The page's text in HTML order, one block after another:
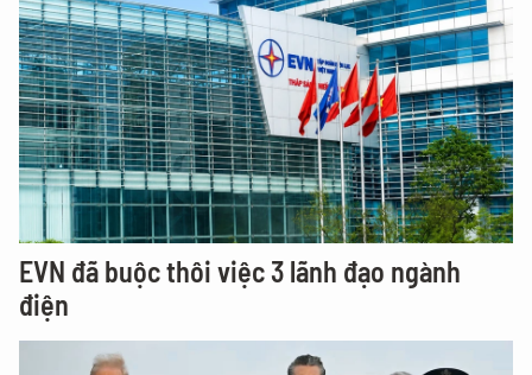
EVN đã buộc thôi việc 3 lãnh đạo ngành
điện